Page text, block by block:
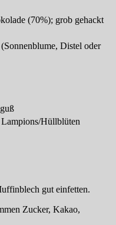
(70%); grob gehackt
Distel oder
Hüllblüten
gut einfetten.
Zucker, Kakao,